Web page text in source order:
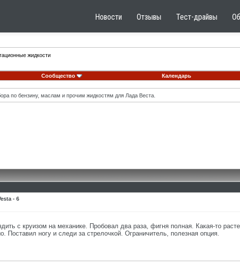
Новости Отзывы Тест-драйвы
жидкости
Сообщество Календарь
по бензину, маслам и прочим жидкостям для Лада Веста.
- 6
с круизом на механике. Пробовал два раза, фигня полная. Какая-то
Поставил ногу и следи за стрелочкой. Ограничитель, полезная опция.